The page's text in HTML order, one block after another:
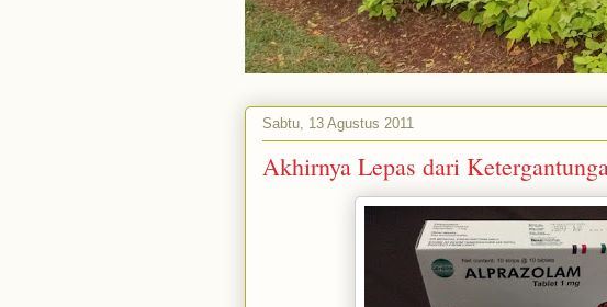
Sabtu, 13 Agustus 2011
Akhirnya Lepas dari